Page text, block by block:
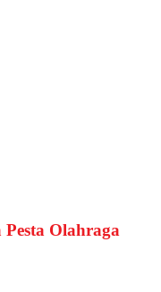
Olahraga